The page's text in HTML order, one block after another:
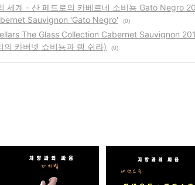
세계 - 산 페드로의 카베르네 소비뇽 Gato Negro
Sauvignon 'Gato Negro'
(0)
The Glass Collection Cabernet Sauvignon
의 카버넷 쇼비뇽과 램 쉬라)
(0)